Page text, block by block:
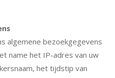
algemene bezoekgegevens
name het IP-adres van uw
het tijdstip van